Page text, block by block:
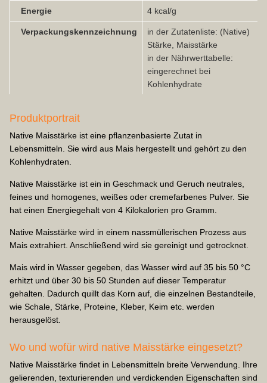
Energie 4 kcal/g
Verpackungskennzeichnung
in der Zutatenliste: (Native)
Stärke, Maisstärke
in der Nährwerttabelle:
eingerechnet bei
Kohlenhydrate
Produktportrait
Native Maisstärke ist eine pflanzenbasierte Zutat in
Lebensmitteln. Sie wird aus Mais hergestellt und gehört zu den
Kohlenhydraten.
Native Maisstärke ist ein in Geschmack und Geruch neutrales,
feines und homogenes, weißes oder cremefarbenes Pulver. Sie
hat einen Energiegehalt von 4 Kilokalorien pro Gramm.
Native Maisstärke wird in einem nassmüllerischen Prozess aus
Mais extrahiert. Anschließend wird sie gereinigt und getrocknet.
Mais wird in Wasser gegeben, das Wasser wird auf 35 bis 50 °C
erhitzt und über 30 bis 50 Stunden auf dieser Temperatur
gehalten. Dadurch quillt das Korn auf, die einzelnen Bestandteile,
wie Schale, Stärke, Proteine, Kleber, Keim etc. werden
herausgelöst.
Wo und wofür wird native Maisstärke eingesetzt?
Native Maisstärke findet in Lebensmitteln breite Verwendung. Ihre
gelierenden, texturierenden und verdickenden Eigenschaften sind